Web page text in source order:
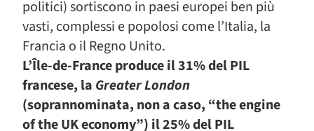
politici) sortiscono in paesi europei ben più
vasti, complessi e popolosi come l’Italia, la
Francia o il Regno Unito.
L’Île-de-France produce il 31% del PIL
francese, la Greater London
(soprannominata, non a caso, “the engine
of the UK economy”) il 25% del PIL